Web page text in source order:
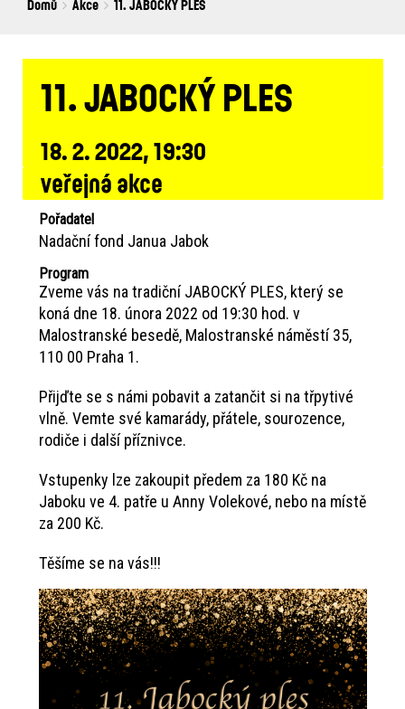
Breadcrumbs
You
Domů Akce 11. JABOCKÝ PLES
11. JABOCKÝ PLES
18. 2. 2022, 19:30
veřejná akce
Pořadatel
Nadační fond Janua Jabok
Program
Zveme vás na tradiční JABOCKÝ PLES, který se
koná dne 18. února 2022 od 19:30 hod. v
Malostranské besedě, Malostranské náměstí 35,
110 00 Praha 1.
Přijďte se s námi pobavit a zatančit si na třpytivé
vlně. Vemte své kamarády, přátele, sourozence,
rodiče i další příznivce.
Vstupenky lze zakoupit předem za 180 Kč na
Jaboku ve 4. patře u Anny Volekové, nebo na místě
za 200 Kč.
Těšíme se na vás!!!